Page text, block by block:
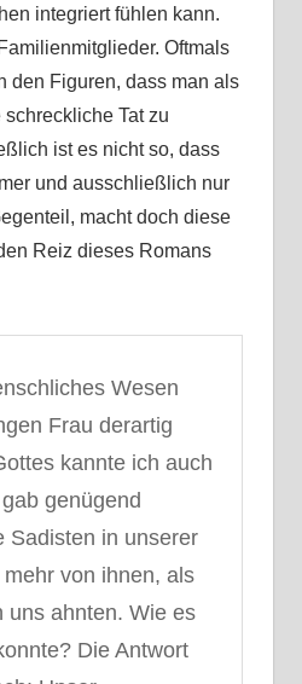
integriert fühlen kann.
Oftmals
den Figuren, dass man als
Tat zu
ist es nicht so, dass
und ausschließlich nur
macht doch diese
Reiz dieses Romans
Wesen
Frau derartig
kannte ich auch
genügend
Sadisten in unserer
von ihnen, als
uns ahnten. Wie es
Die Antwort